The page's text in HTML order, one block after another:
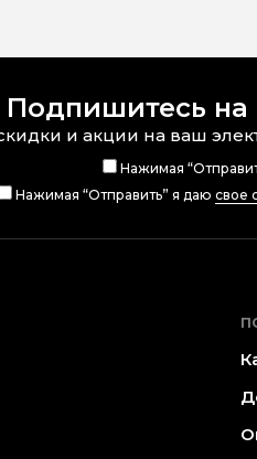
Подпишитесь на
и акции на ваш
Нажимая
Нажимая “Отправить” я даю свое